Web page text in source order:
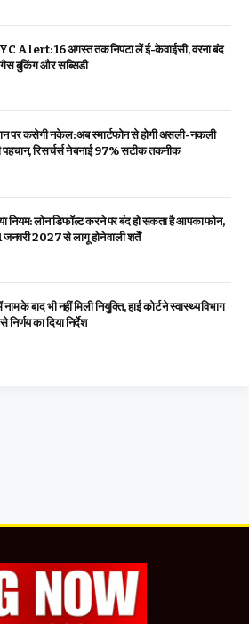
Alert: 16 अगस्त तक निपटा लें ई-केवाईसी, वरना बंद
गैस बुकिंग और सब्सिडी
पर कसेगी नकेल: अब स्मार्टफोन से होगी असली-नकली
पहचान, रिसर्चर्स ने बनाई 97% सटीक तकनीक
नियम: लोन डिफॉल्ट करने पर बंद हो सकता है आपका फोन,
जनवरी 2027 से लागू होने वाली शर्तें
के बाद भी नहीं मिली नियुक्ति, हाई कोर्ट ने स्वास्थ्य विभाग
निर्णय का दिया निर्देश